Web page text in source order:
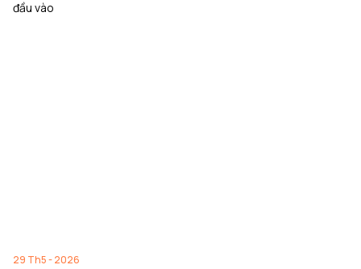
29 Th5 - 2026